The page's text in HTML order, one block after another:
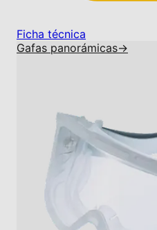
Ficha técnica
Gafas panorámicas→